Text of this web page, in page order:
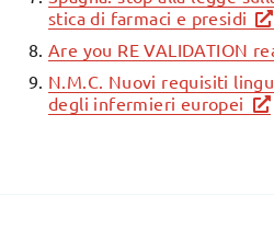
stica di farmaci e presidi
Are you RE VALIDATION
N.M.C. Nuovi requisiti
degli infermieri europei